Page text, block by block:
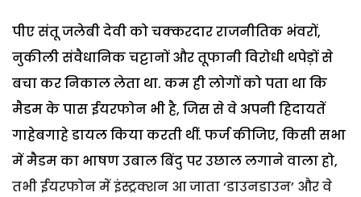
पीए संतू जलेबी देवी को चक्करदार राजनीतिक भंवरों,
नुकीली संवैधानिक चट्टानों और तूफानी विरोधी थपेड़ों से
बचा कर निकाल लेता था. कम ही लोगों को पता था कि
मैडम के पास ईयरफोन भी है, जिस से वे अपनी हिदायतें
गाहेबगाहे डायल किया करती थीं. फर्ज कीजिए, किसी सभा
में मैडम का भाषण उबाल बिंदु पर उछाल लगाने वाला हो,
तभी ईयरफोन में इंस्ट्रक्शन आ जाता ‘डाउनडाउन’ और वे